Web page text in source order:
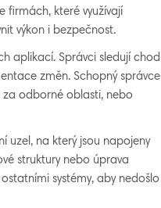
firmách, které využívají
výkon i bezpečnost.
aplikací. Správci sledují chod
změn. Schopný správce
za odborné oblasti, nebo
uzel, na který jsou napojeny
struktury nebo úprava
systémy, aby nedošlo